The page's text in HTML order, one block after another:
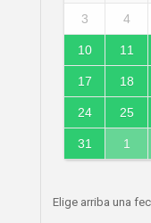
3 4
10 11
17 18
24 25
31 1
Elige arriba una